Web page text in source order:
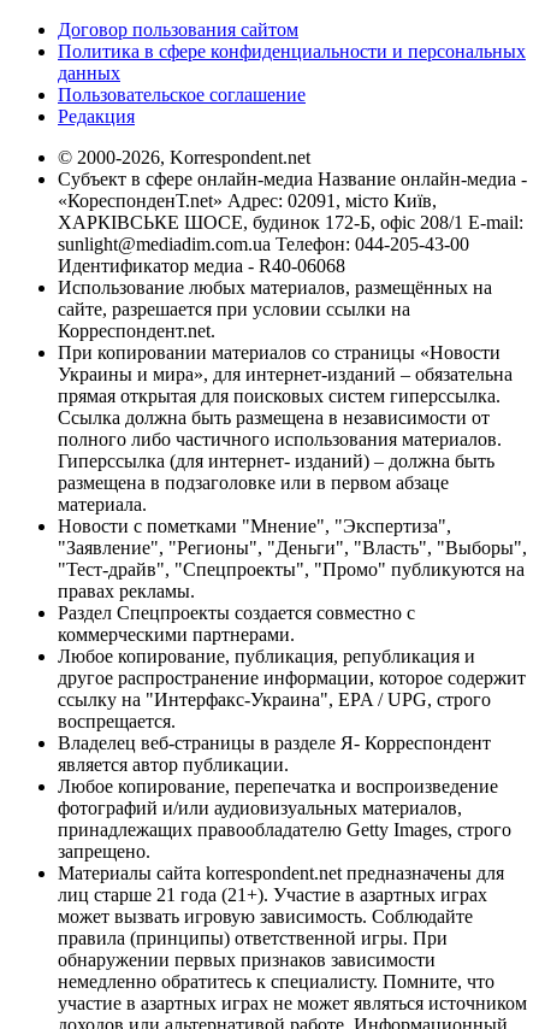
Договор пользования сайтом
Политика в сфере конфиденциальности и персональных
данных
Пользовательское соглашение
Редакция
© 2000-2026, Korrespondent.net
Субъект в сфере онлайн-медиа Название онлайн-медиа -
«КореспонденТ.net» Адрес: 02091, місто Київ,
ХАРКІВСЬКЕ ШОСЕ, будинок 172-Б, офіс 208/1 E-mail:
sunlight@mediadim.com.ua Телефон: 044-205-43-00
Идентификатор медиа - R40-06068
Использование любых материалов, размещённых на
сайте, разрешается при условии ссылки на
Корреспондент.net.
При копировании материалов со страницы «Новости
Украины и мира», для интернет-изданий – обязательна
прямая открытая для поисковых систем гиперссылка.
Ссылка должна быть размещена в независимости от
полного либо частичного использования материалов.
Гиперссылка (для интернет- изданий) – должна быть
размещена в подзаголовке или в первом абзаце
материала.
Новости с пометками "Мнение", "Экспертиза",
"Заявление", "Регионы", "Деньги", "Власть", "Выборы",
"Тест-драйв", "Спецпроекты", "Промо" публикуются на
правах рекламы.
Раздел Спецпроекты создается совместно с
коммерческими партнерами.
Любое копирование, публикация, републикация и
другое распространение информации, которое содержит
ссылку на "Интерфакс-Украина", EPA / UPG, строго
воспрещается.
Владелец веб-страницы в разделе Я- Корреспондент
является автор публикации.
Любое копирование, перепечатка и воспроизведение
фотографий и/или аудиовизуальных материалов,
принадлежащих правообладателю Getty Images, строго
запрещено.
Материалы сайта korrespondent.net предназначены для
лиц старше 21 года (21+). Участие в азартных играх
может вызвать игровую зависимость. Соблюдайте
правила (принципы) ответственной игры. При
обнаружении первых признаков зависимости
немедленно обратитесь к специалисту. Помните, что
участие в азартных играх не может являться источником
доходов или альтернативой работе. Информационный